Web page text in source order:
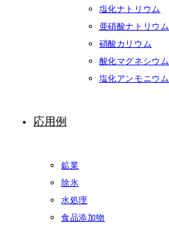
塩化ナトリウム
亜硝酸ナトリウム
硝酸カリウム
酸化マグネシウム
塩化アンモニウム
応用例
鉱業
除氷
水処理
食品添加物